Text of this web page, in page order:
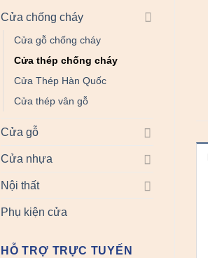
Cửa chống cháy
Cửa gỗ chống cháy
Cửa thép chống cháy
Cửa Thép Hàn Quốc
Cửa thép vân gỗ
Cửa gỗ
Cửa nhựa
Nội thất
Phụ kiện cửa
HỖ TRỢ TRỰC TUYẾN